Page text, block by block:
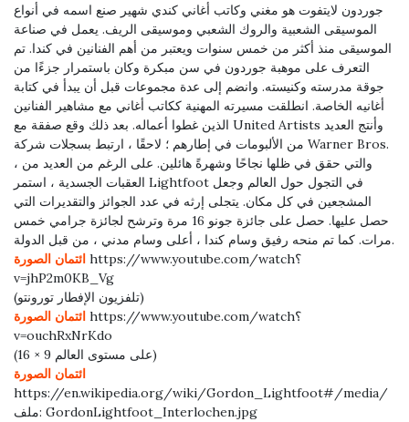
جوردون لايتفوت هو مغني وكاتب أغاني كندي شهير صنع اسمه في أنواع
الموسيقى الشعبية والروك الشعبي وموسيقى الريف. يعمل في صناعة
الموسيقى منذ أكثر من خمس سنوات ويعتبر من أهم الفنانين في كندا. تم
التعرف على موهبة جوردون في سن مبكرة وكان باستمرار جزءًا من
جوقة مدرسته وكنيسته. وانضم إلى عدة مجموعات قبل أن يبدأ في كتابة
أغانيه الخاصة. انطلقت مسيرته المهنية ككاتب أغاني مع مشاهير الفنانين
الذين غطوا أعماله. بعد ذلك وقع صفقة مع United Artists وأنتج العديد
من الألبومات في إطارهم ؛ لاحقًا ، ارتبط بسجلات شركة Warner Bros.
، والتي حقق في ظلها نجاحًا وشهرةً هائلين. على الرغم من العديد من
العقبات الجسدية ، استمر Lightfoot في التجول حول العالم وجعل
المشجعين في كل مكان. يتجلى إرثه في عدد الجوائز والتقديرات التي
حصل عليها. حصل على جائزة جونو 16 مرة وترشح لجائزة جرامي خمس
مرات. كما تم منحه رفيق وسام كندا ، أعلى وسام مدني ، من قبل الدولة.
ائتمان الصورة https://www.youtube.com/watch؟
v=jhP2m0KB_Vg
(تلفزيون الإفطار تورونتو)
ائتمان الصورة https://www.youtube.com/watch؟
v=ouchRxNrKdo
(16 × 9 على مستوى العالم)
ائتمان الصورة
https://en.wikipedia.org/wiki/Gordon_Lightfoot#/media/
ملف: GordonLightfoot_Interlochen.jpg